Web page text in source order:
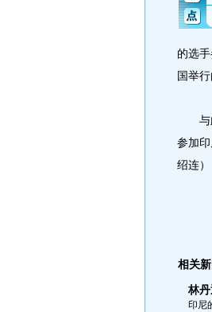
的选
国举
与此
参加
绍连）
相关
林
印尼